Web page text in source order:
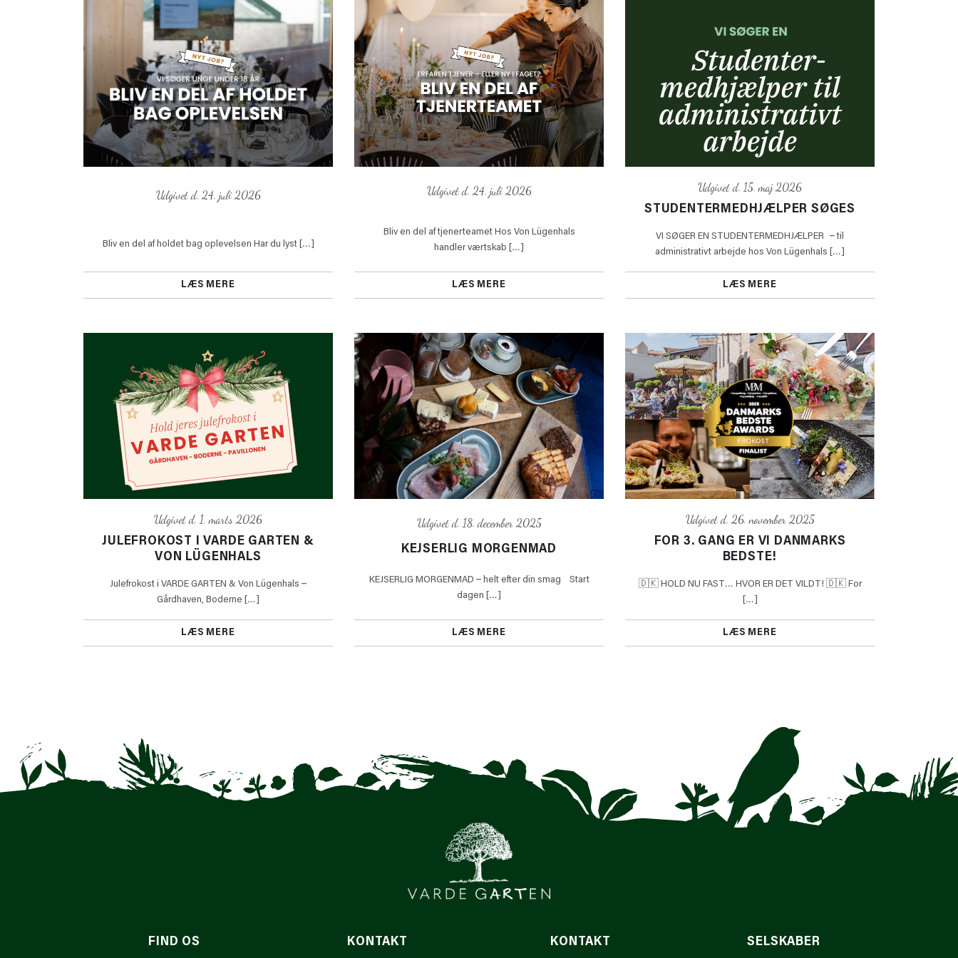
Udgivet d. 24. juli 2026
Bliv en del af holdet bag oplevelsen Har du lyst […]
LÆS MERE
Udgivet d. 24. juli 2026
Bliv en del af tjenerteamet Hos Von Lügenhals
handler værtskab […]
LÆS MERE
Udgivet d. 15. maj 2026
STUDENTERMEDHJÆLPER SØGES
VI SØGER EN STUDENTERMEDHJÆLPER – til
administrativt arbejde hos Von Lügenhals […]
LÆS MERE
Udgivet d. 1. marts 2026
JULEFROKOST I VARDE GARTEN &
VON LÜGENHALS
Julefrokost i VARDE GARTEN & Von Lügenhals –
Gårdhaven, Boderne […]
LÆS MERE
Udgivet d. 18. december 2025
KEJSERLIG MORGENMAD
KEJSERLIG MORGENMAD – helt efter din smag Start
dagen […]
LÆS MERE
Udgivet d. 26. november 2025
FOR 3. GANG ER VI DANMARKS
BEDSTE!
🇩🇰 HOLD NU FAST… HVOR ER DET VILDT! 🇩🇰 For
[…]
LÆS MERE
FIND OS KONTAKT KONTAKT SELSKABER